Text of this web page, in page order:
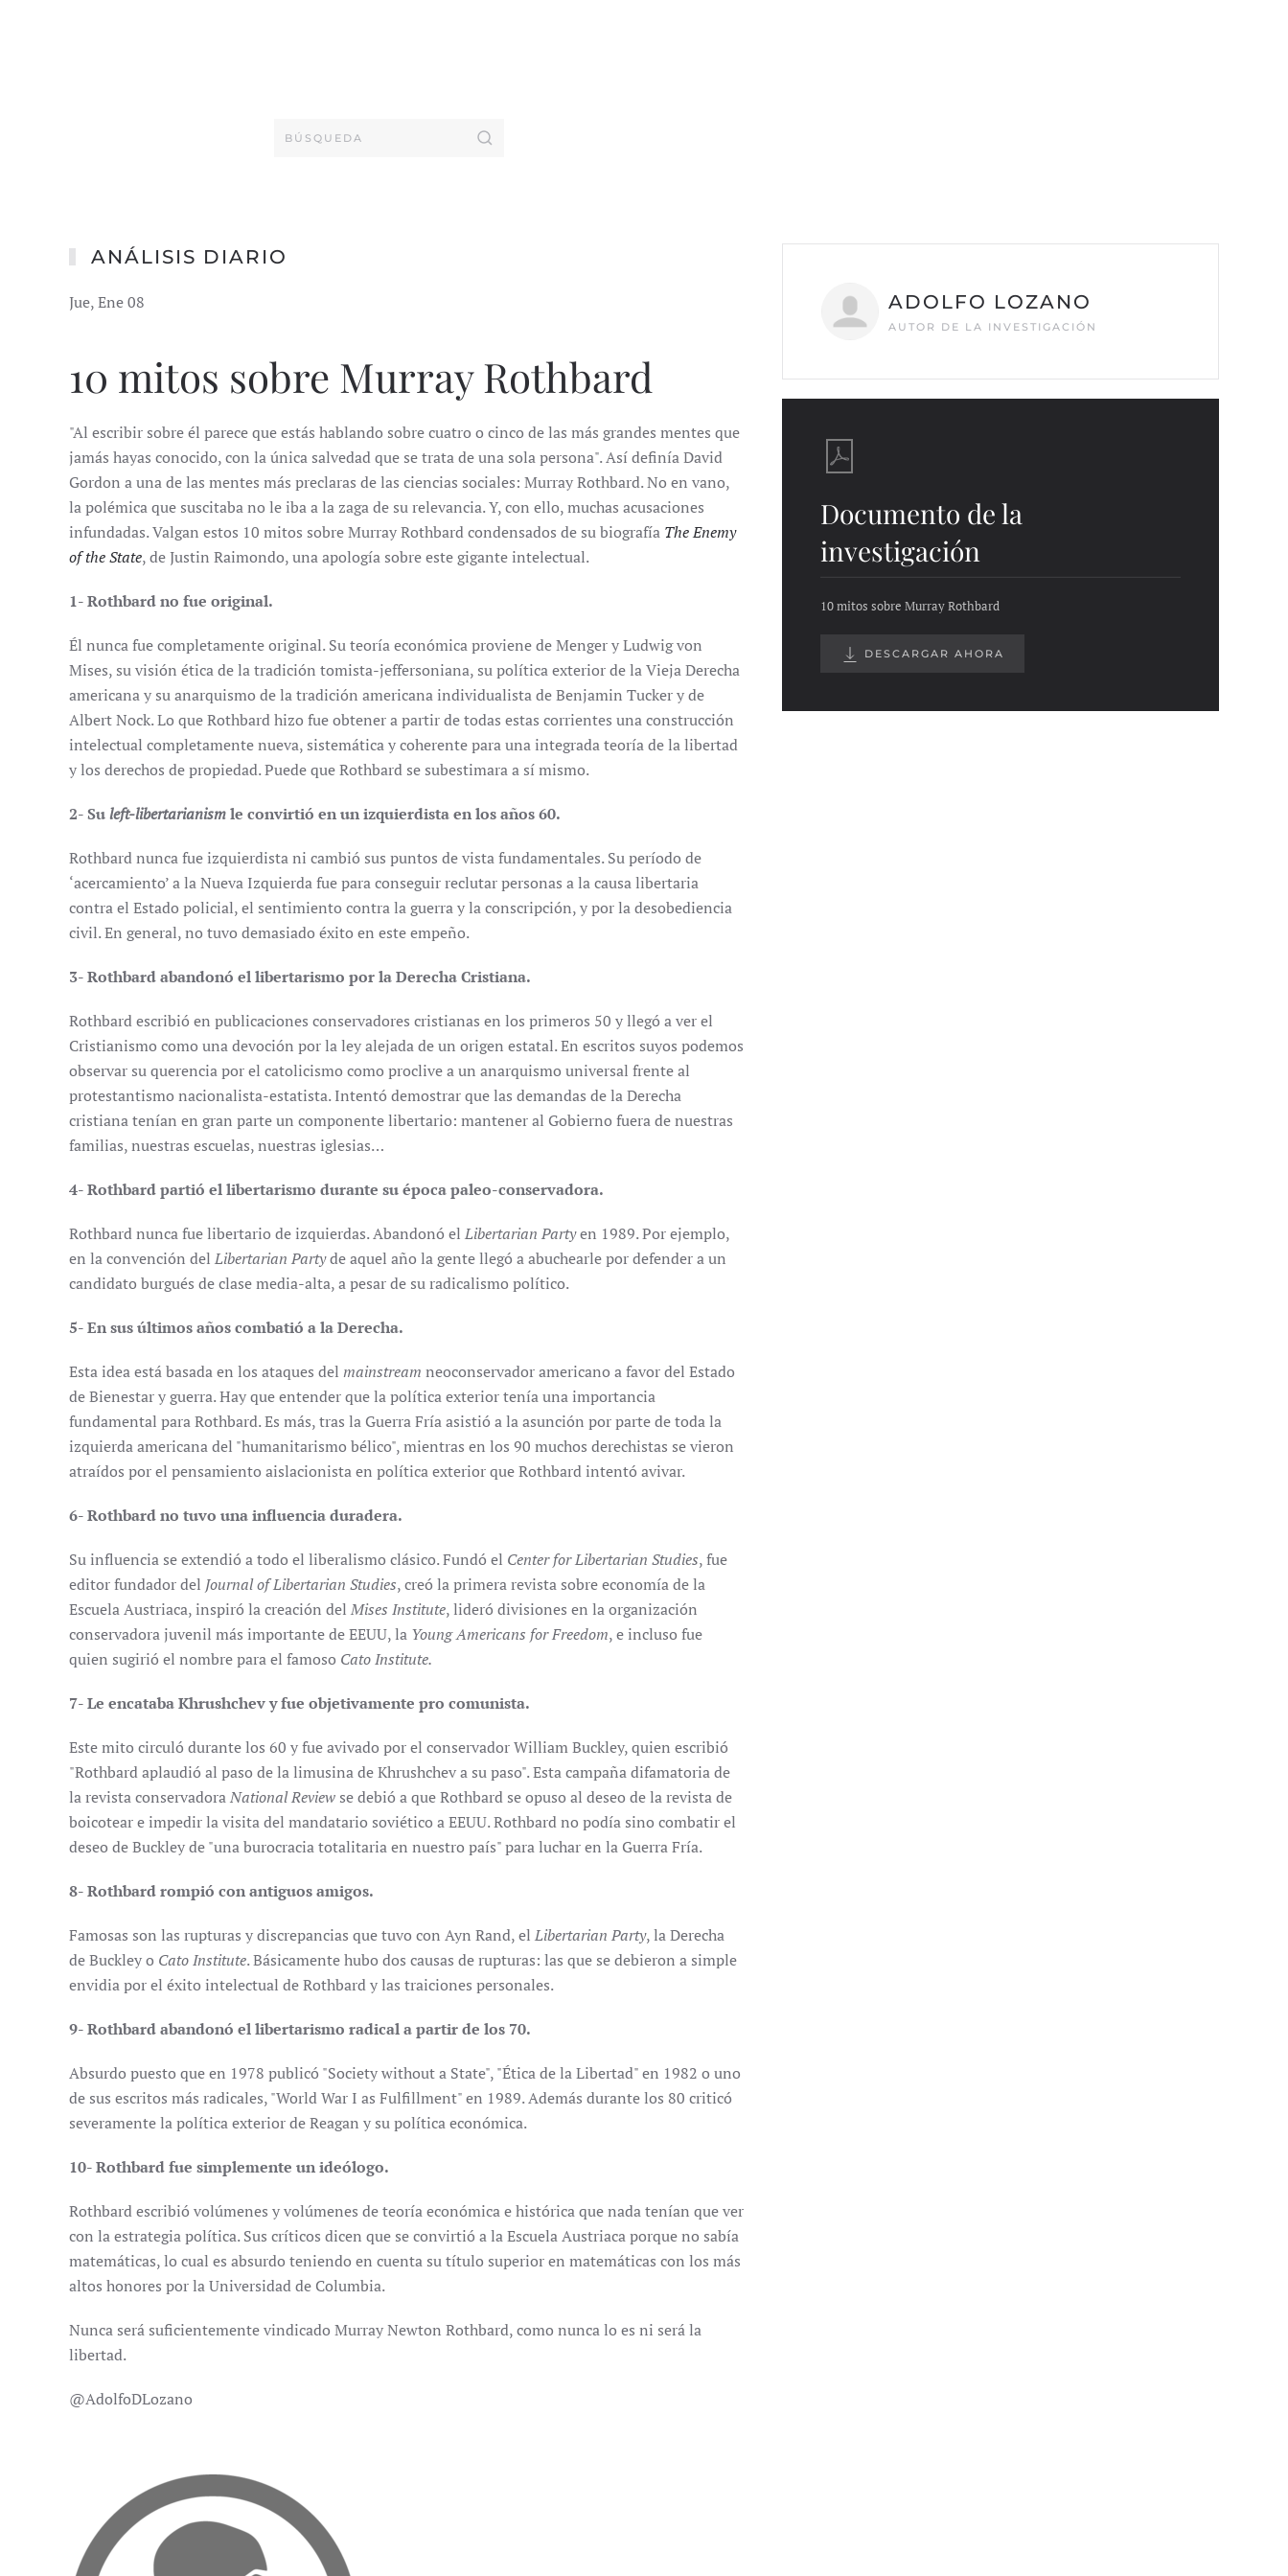
ANÁLISIS DIARIO
Jue, Ene 08
10 mitos sobre Murray Rothbard
"Al escribir sobre él parece que estás hablando sobre cuatro o cinco de las más grandes mentes que
jamás hayas conocido, con la única salvedad que se trata de una sola persona". Así definía David
Gordon a una de las mentes más preclaras de las ciencias sociales: Murray Rothbard. No en vano,
la polémica que suscitaba no le iba a la zaga de su relevancia. Y, con ello, muchas acusaciones
infundadas. Valgan estos 10 mitos sobre Murray Rothbard condensados de su biografía The Enemy
of the State, de Justin Raimondo, una apología sobre este gigante intelectual.
1- Rothbard no fue original.
Él nunca fue completamente original. Su teoría económica proviene de Menger y Ludwig von
Mises, su visión ética de la tradición tomista-jeffersoniana, su política exterior de la Vieja Derecha
americana y su anarquismo de la tradición americana individualista de Benjamin Tucker y de
Albert Nock. Lo que Rothbard hizo fue obtener a partir de todas estas corrientes una construcción
intelectual completamente nueva, sistemática y coherente para una integrada teoría de la libertad
y los derechos de propiedad. Puede que Rothbard se subestimara a sí mismo.
2- Suleft-libertarianismle convirtió en un izquierdista en los años 60.
Rothbard nunca fue izquierdista ni cambió sus puntos de vista fundamentales. Su período de
‘acercamiento’ a la Nueva Izquierda fue para conseguir reclutar personas a la causa libertaria
contra el Estado policial, el sentimiento contra la guerra y la conscripción, y por la desobediencia
civil. En general, no tuvo demasiado éxito en este empeño.
3- Rothbard abandonó el libertarismo por la Derecha Cristiana.
Rothbard escribió en publicaciones conservadores cristianas en los primeros 50 y llegó a ver el
Cristianismo como una devoción por la ley alejada de un origen estatal. En escritos suyos podemos
observar su querencia por el catolicismo como proclive a un anarquismo universal frente al
protestantismo nacionalista-estatista. Intentó demostrar que las demandas de la Derecha
cristiana tenían en gran parte un componente libertario: mantener al Gobierno fuera de nuestras
familias, nuestras escuelas, nuestras iglesias…
4- Rothbard partió el libertarismo durante su época paleo-conservadora.
Rothbard nunca fue libertario de izquierdas. Abandonó el Libertarian Partyen 1989. Por ejemplo,
en la convención del Libertarian Partyde aquel año la gente llegó a abuchearle por defender a un
candidato burgués de clase media-alta, a pesar de su radicalismo político.
5- En sus últimos años combatió a la Derecha.
Esta idea está basada en los ataques del mainstream neoconservador americano a favor del Estado
de Bienestar y guerra. Hay que entender que la política exterior tenía una importancia
fundamental para Rothbard. Es más, tras la Guerra Fría asistió a la asunción por parte de toda la
izquierda americana del "humanitarismo bélico", mientras en los 90 muchos derechistas se vieron
atraídos por el pensamiento aislacionista en política exterior que Rothbard intentó avivar.
6- Rothbard no tuvo una influencia duradera.
Su influencia se extendió a todo el liberalismo clásico. Fundó el Center for Libertarian Studies, fue
editor fundador del Journal of Libertarian Studies, creó la primera revista sobre economía de la
Escuela Austriaca, inspiró la creación del Mises Institute, lideró divisiones en la organización
conservadora juvenil más importante de EEUU, la Young Americans for Freedom, e incluso fue
quien sugirió el nombre para el famoso Cato Institute.
7- Le encataba Khrushchev y fue objetivamente pro comunista.
Este mito circuló durante los 60 y fue avivado por el conservador William Buckley, quien escribió
"Rothbard aplaudió al paso de la limusina de Khrushchev a su paso". Esta campaña difamatoria de
la revista conservadoraNational Review se debió a que Rothbard se opuso al deseo de la revista de
boicotear e impedir la visita del mandatario soviético a EEUU. Rothbard no podía sino combatir el
deseo de Buckley de "una burocracia totalitaria en nuestro país" para luchar en la Guerra Fría.
8- Rothbard rompió con antiguos amigos.
Famosas son las rupturas y discrepancias que tuvo con Ayn Rand, el Libertarian Party, la Derecha
de Buckley o Cato Institute. Básicamente hubo dos causas de rupturas: las que se debieron a simple
envidia por el éxito intelectual de Rothbard y las traiciones personales.
9- Rothbard abandonó el libertarismo radical a partir de los 70.
Absurdo puesto que en 1978 publicó "Society without a State", "Ética de la Libertad" en 1982 o uno
de sus escritos más radicales, "World War I as Fulfillment" en 1989. Además durante los 80 criticó
severamente la política exterior de Reagan y su política económica.
10- Rothbard fue simplemente un ideólogo.
Rothbard escribió volúmenes y volúmenes de teoría económica e histórica que nada tenían que ver
con la estrategia política. Sus críticos dicen que se convirtió a la Escuela Austriaca porque no sabía
matemáticas, lo cual es absurdo teniendo en cuenta su título superior en matemáticas con los más
altos honores por la Universidad de Columbia.
Nunca será suficientemente vindicado Murray Newton Rothbard, como nunca lo es ni será la
libertad.
@AdolfoDLozano
ADOLFO LOZANO
AUTOR DE LA INVESTIGACIÓN
Documento de la
investigación
10 mitos sobre Murray Rothbard
DESCARGAR AHORA